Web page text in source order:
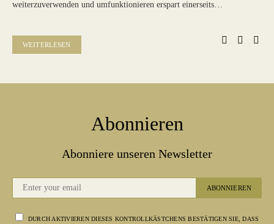
weiterzuverwenden und umfunktionieren erspart einerseits…
WEITERLESEN
Abonnieren
Abonniere unseren Newsletter
ABONNIEREN
DURCH AKTIVIEREN DIESES KONTROLLKÄSTCHENS BESTÄTIGEN SIE, DASS